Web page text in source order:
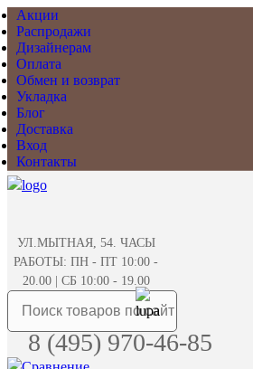
Акции
Распродажи
Дизайнерам
Оплата
Обмен и возврат
Укладка
Блог
Доставка
Вход
Контакты
УЛ.МЫТНАЯ, 54. ЧАСЫ
РАБОТЫ: ПН - ПТ 10:00 -
20.00 | СБ 10:00 - 19.00
8 (495) 970-46-85